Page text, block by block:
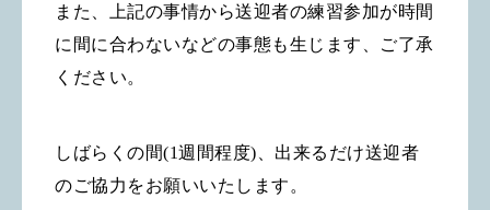
また、上記の事情から送迎者の練習参加が時間
に間に合わないなどの事態も生じます、ご了承
ください。
しばらくの間(1週間程度)、出来るだけ送迎者
のご協力をお願いいたします。